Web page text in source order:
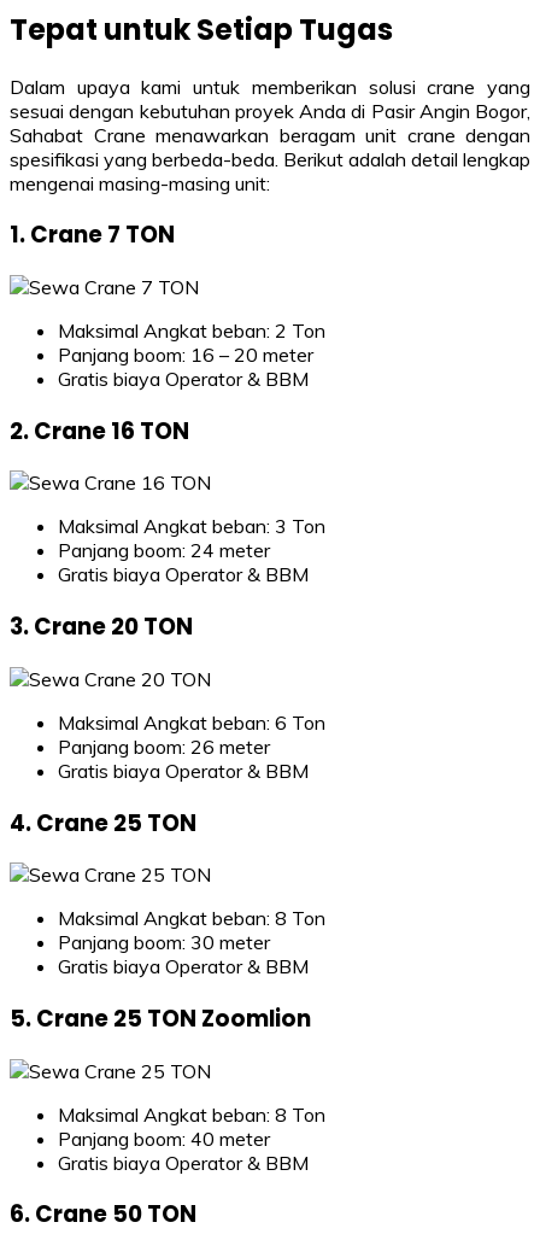
Tepat untuk Setiap Tugas
Dalam upaya kami untuk memberikan solusi crane yang
sesuai dengan kebutuhan proyek Anda di Pasir Angin Bogor,
Sahabat Crane menawarkan beragam unit crane dengan
spesifikasi yang berbeda-beda. Berikut adalah detail lengkap
mengenai masing-masing unit:
1. Crane 7 TON
Maksimal Angkat beban: 2 Ton
Panjang boom: 16 – 20 meter
Gratis biaya Operator & BBM
2. Crane 16 TON
Maksimal Angkat beban: 3 Ton
Panjang boom: 24 meter
Gratis biaya Operator & BBM
3. Crane 20 TON
Maksimal Angkat beban: 6 Ton
Panjang boom: 26 meter
Gratis biaya Operator & BBM
4. Crane 25 TON
Maksimal Angkat beban: 8 Ton
Panjang boom: 30 meter
Gratis biaya Operator & BBM
5. Crane 25 TON Zoomlion
Maksimal Angkat beban: 8 Ton
Panjang boom: 40 meter
Gratis biaya Operator & BBM
6. Crane 50 TON